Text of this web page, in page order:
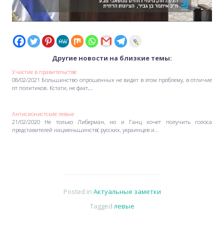
Другие новости на близкие темы:
Участие в правительстве
08/02/2021 Большинство опрошенных не видят в этом проблему, в отличие
от политиков. Кстати, не факт,…
Антисионистские левые
21/02/2020 Не только Либерман, но и Ганц хочет получить голоса
представителей нацменьшинств( русских, украинцев и…
Posted in Актуальные заметки
Taggedлевые